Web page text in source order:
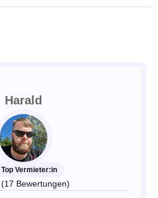
Harald
Top Vermieter:in
(17 Bewertungen)